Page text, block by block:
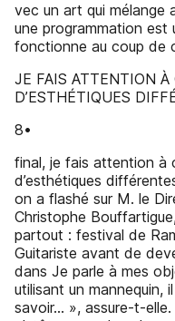
vec un art qui mélange
une programmation est
fonctionne au coup de
JE FAIS ATTENTION À
D’ESTHÉTIQUES
8•
final, je fais attention à
d’esthétiques
on a flashé sur M. le
Christophe
partout : festival de
Guitariste avant de
dans Je parle à mes
utilisant un mannequin,
savoir... », assure-t-